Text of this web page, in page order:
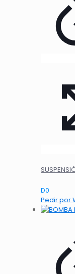
D0
Pedir por